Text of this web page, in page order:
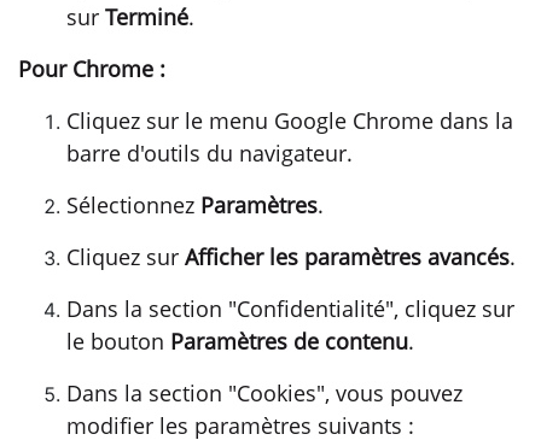
sur Terminé.
Pour Chrome :
Cliquez sur le menu Google Chrome dans la
barre d'outils du navigateur.
Sélectionnez Paramètres.
Cliquez sur Afficher les paramètres avancés.
Dans la section "Confidentialité", cliquez sur
le bouton Paramètres de contenu.
Dans la section "Cookies", vous pouvez
modifier les paramètres suivants :